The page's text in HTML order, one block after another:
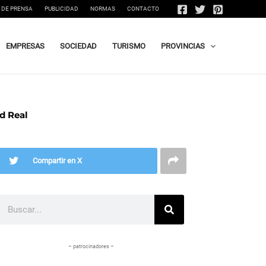
PRENSA PUBLICIDAD NORMAS CONTACTO
EMPRESAS SOCIEDAD TURISMO PROVINCIAS
Real
Compartir en X
– patrocinadores –